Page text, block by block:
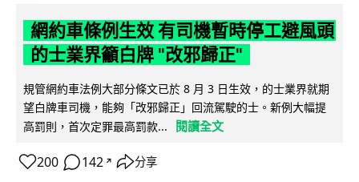
網約車條例生效 有司機暫時停工避風頭
的士業界籲白牌 "改邪歸正"
規管網約車法例大部分條文已於 8 月 3 日生效，的士業界就期
望白牌車司機，能夠「改邪歸正」回流駕駛的士。新例大幅提
高罰則，首次定罪最高罰款...
閱讀全文
200 142 ↗ 分享